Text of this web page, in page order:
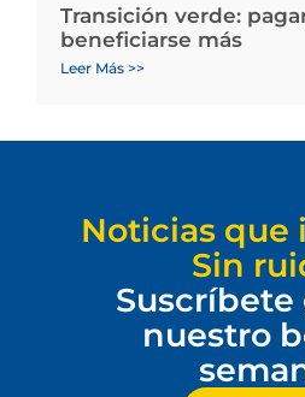
Transición verde:
beneficiarse más
Leer Más >>
Noticias que
Sin
Suscríbete
nuestro